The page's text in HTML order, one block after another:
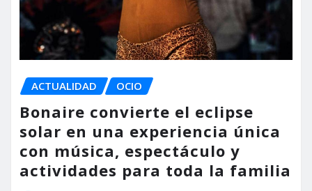
ACTUALIDAD OCIO
Bonaire convierte el eclipse
solar en una experiencia única
con música, espectáculo y
actividades para toda la familia